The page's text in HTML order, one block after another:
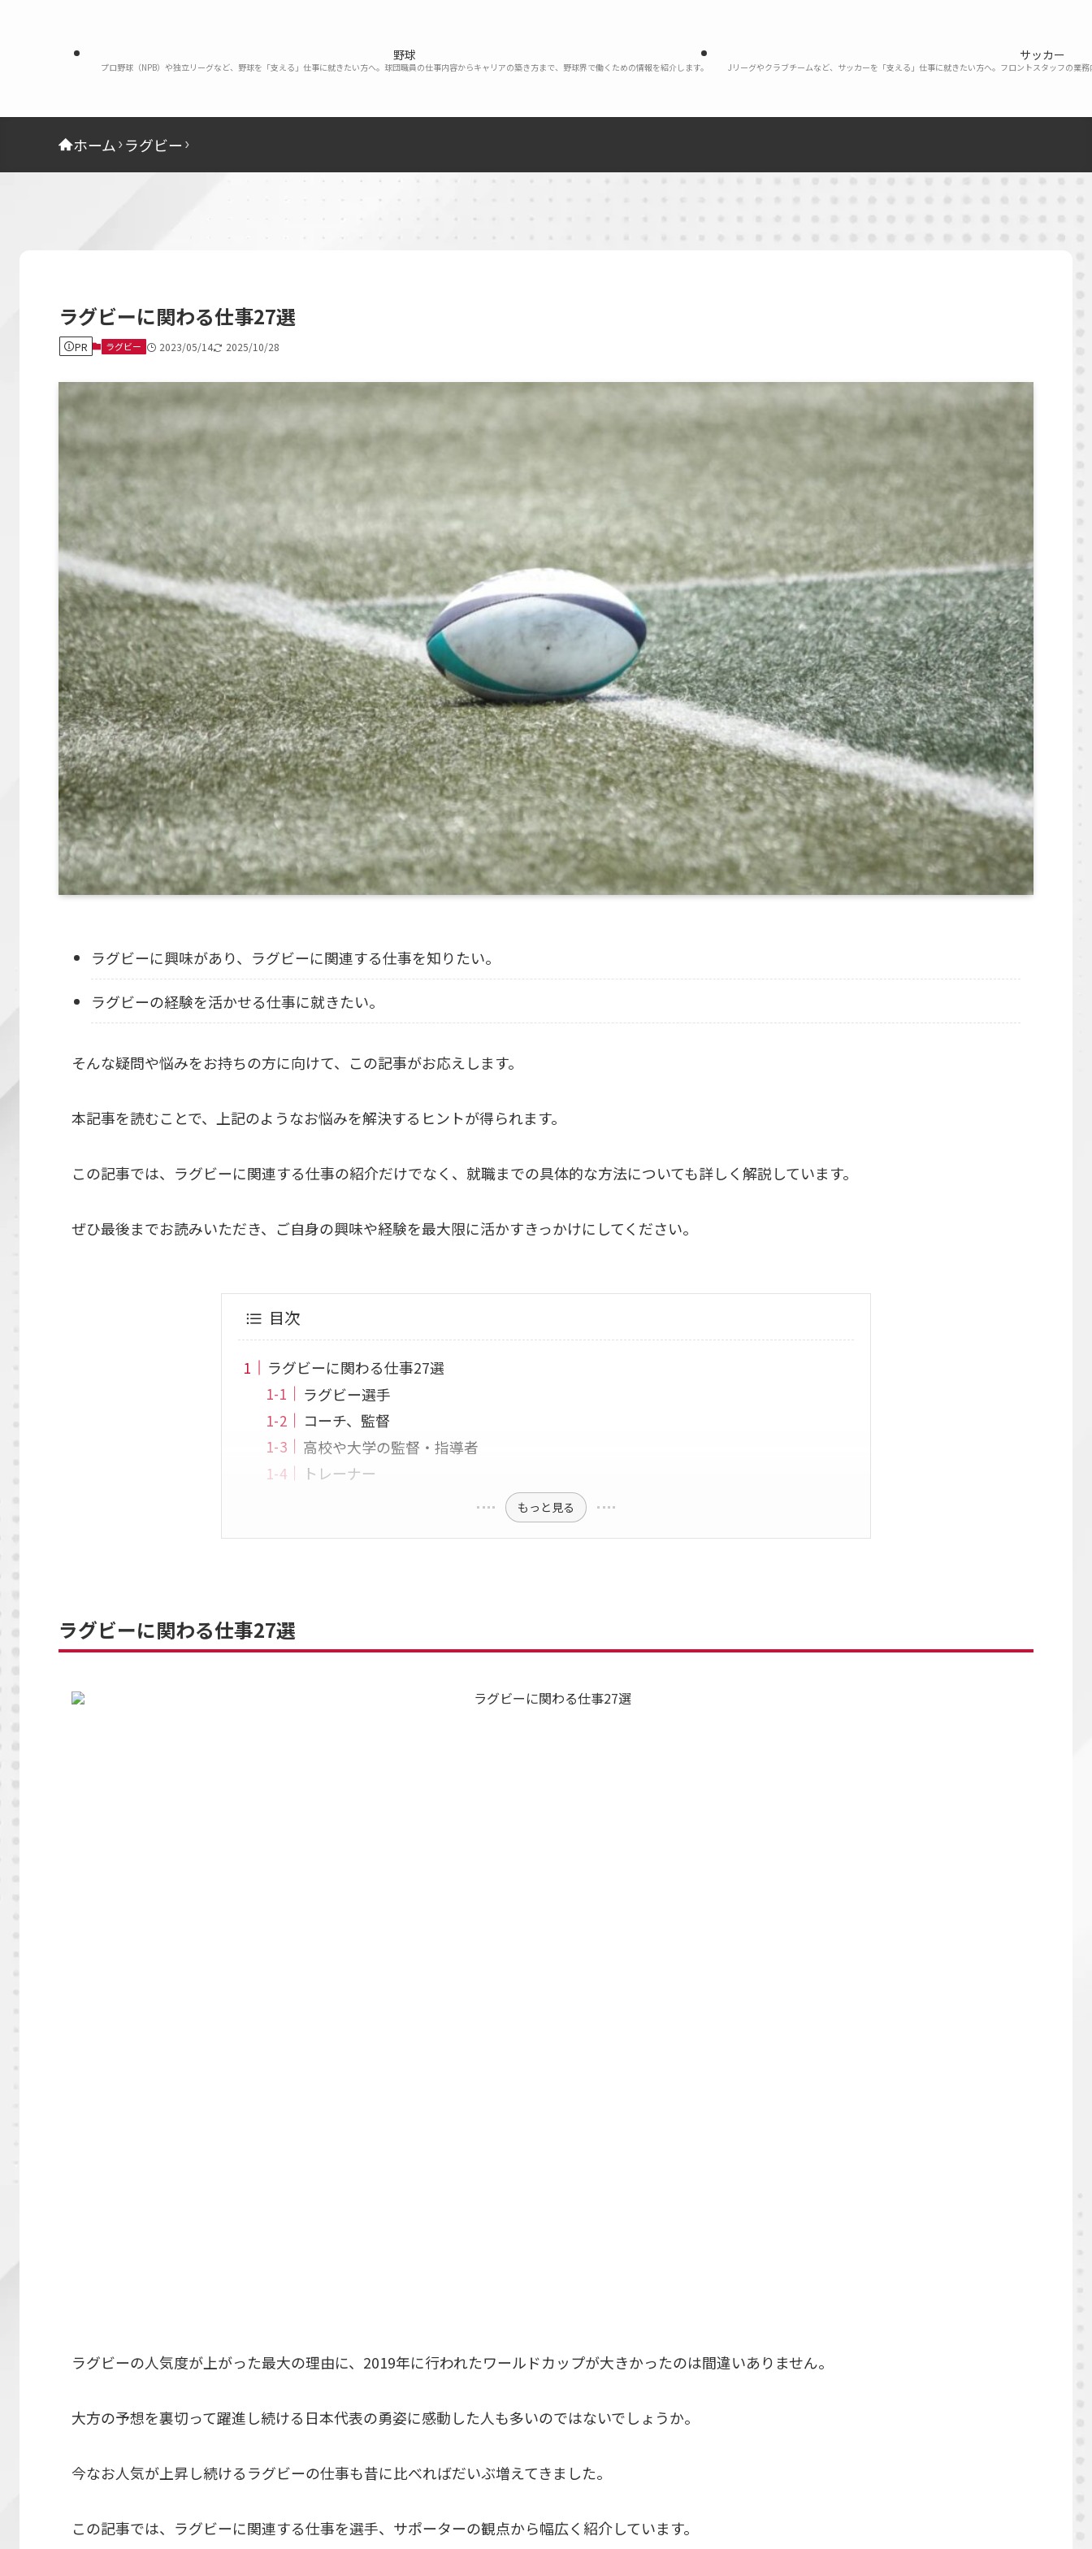
野球
プロ野球（NPB）や独立リーグなど、野球を「支える」仕事に就きたい方へ。球団職員の仕事内容からキャリアの築き方まで、野球界で働くための情報を紹介します。
サッカー
Jリーグやクラブチームなど、サッカーを「支える」仕事に就きたい方へ。フロントスタッフの業
ホーム ラグビー
ラグビーに関わる仕事27選
PR ラグビー 2023/05/14 2025/10/28
ラグビーに興味があり、ラグビーに関連する仕事を知りたい。
ラグビーの経験を活かせる仕事に就きたい。
そんな疑問や悩みをお持ちの方に向けて、この記事がお応えします。
本記事を読むことで、上記のようなお悩みを解決するヒントが得られます。
この記事では、ラグビーに関連する仕事の紹介だけでなく、就職までの具体的な方法についても詳しく解説しています。
ぜひ最後までお読みいただき、ご自身の興味や経験を最大限に活かすきっかけにしてください。
目次
ラグビーに関わる仕事27選
ラグビー選手
コーチ、監督
高校や大学の監督・指導者
トレーナー
もっと見る
ラグビーに関わる仕事27選
ラグビーの人気度が上がった最大の理由に、 2019年に行われたワールドカップが大きかったのは間違いありません。
大方の予想を裏切って躍進し続ける日本代表の勇姿に感動した人も多いのではないでしょうか。
今なお人気が上昇し続けるラグビーの仕事も昔に比べればだいぶ増えてきました。
この記事では、ラグビーに関連する仕事を選手、サポーターの観点から幅広く紹介しています。